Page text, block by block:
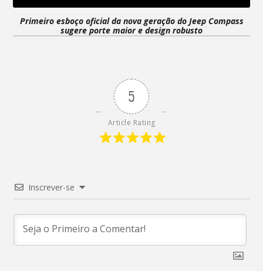
Primeiro esboço oficial da nova geração do Jeep Compass
sugere porte maior e design robusto
5
Article Rating
Inscrever-se